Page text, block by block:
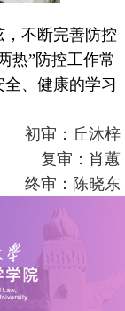
不断完善防控
热”防控工作常
、健康的学习
初审：丘沐梓
复审：肖蕙
终审：陈晓东